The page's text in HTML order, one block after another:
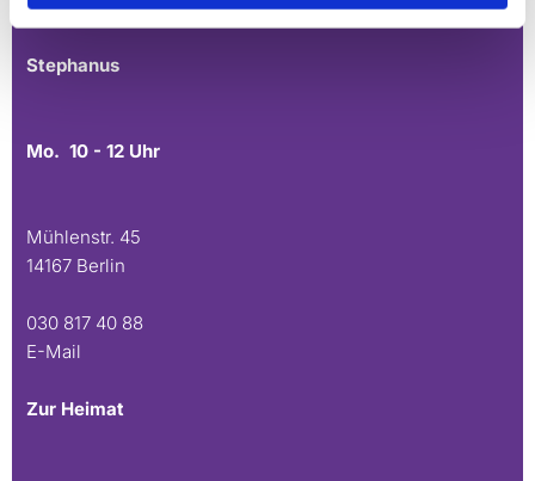
E-Mail
Stephanus
Mo. 10 - 12 Uhr
Mühlenstr. 45
14167 Berlin
030 817 40 88
E-Mail
Zur Heimat